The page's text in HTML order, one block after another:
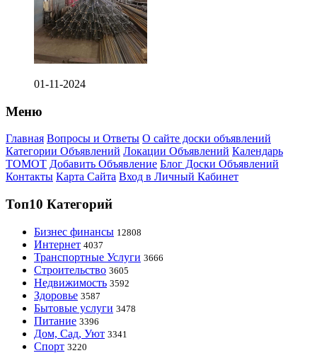
01-11-2024
Меню
Главная Вопросы и Ответы О сайте доски объявлений
Категории Объявлений Локации Объявлений Календарь
ТОМОТ Добавить Объявление Блог Доски Объявлений
Контакты Карта Сайта Вход в Личный Кабинет
Топ10 Категорий
Бизнес финансы 12808
Интернет 4037
Транспортные Услуги 3666
Строительство 3605
Недвижимость 3592
Здоровье 3587
Бытовые услуги 3478
Питание 3396
Дом, Сад, Уют 3341
Спорт 3220